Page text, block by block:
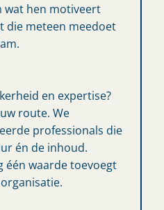
wat hen motiveert
die meteen meedoet
en expertise?
route. We
professionals die
én de inhoud.
één waarde toevoegt